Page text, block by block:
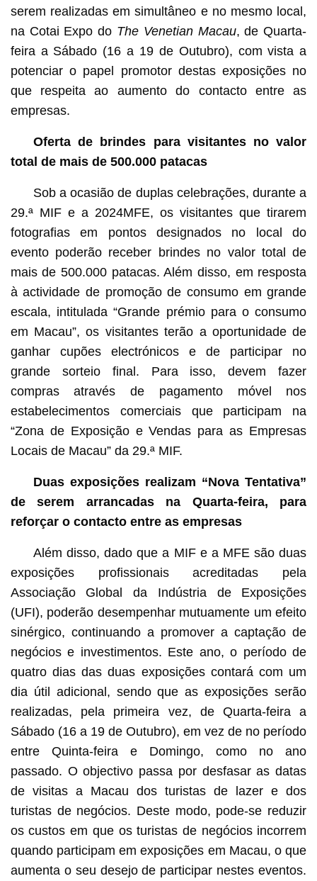
serem realizadas em simultâneo e no mesmo local,
na Cotai Expo do The Venetian Macau, de Quarta-
feira a Sábado (16 a 19 de Outubro), com vista a
potenciar o papel promotor destas exposições no
que respeita ao aumento do contacto entre as
empresas.
Oferta de brindes para visitantes no valor
total de mais de 500.000 patacas
Sob a ocasião de duplas celebrações, durante a
29.ª MIF e a 2024MFE, os visitantes que tirarem
fotografias em pontos designados no local do
evento poderão receber brindes no valor total de
mais de 500.000 patacas. Além disso, em resposta
à actividade de promoção de consumo em grande
escala, intitulada “Grande prémio para o consumo
em Macau”, os visitantes terão a oportunidade de
ganhar cupões electrónicos e de participar no
grande sorteio final. Para isso, devem fazer
compras através de pagamento móvel nos
estabelecimentos comerciais que participam na
“Zona de Exposição e Vendas para as Empresas
Locais de Macau” da 29.ª MIF.
Duas exposições realizam “Nova Tentativa”
de serem arrancadas na Quarta-feira, para
reforçar o contacto entre as empresas
Além disso, dado que a MIF e a MFE são duas
exposições profissionais acreditadas pela
Associação Global da Indústria de Exposições
(UFI), poderão desempenhar mutuamente um efeito
sinérgico, continuando a promover a captação de
negócios e investimentos. Este ano, o período de
quatro dias das duas exposições contará com um
dia útil adicional, sendo que as exposições serão
realizadas, pela primeira vez, de Quarta-feira a
Sábado (16 a 19 de Outubro), em vez de no período
entre Quinta-feira e Domingo, como no ano
passado. O objectivo passa por desfasar as datas
de visitas a Macau dos turistas de lazer e dos
turistas de negócios. Deste modo, pode-se reduzir
os custos em que os turistas de negócios incorrem
quando participam em exposições em Macau, o que
aumenta o seu desejo de participar nestes eventos.